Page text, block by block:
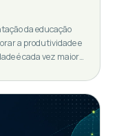
da educação
a produtividade e
é cada vez maior,
empresas. O
que se […]